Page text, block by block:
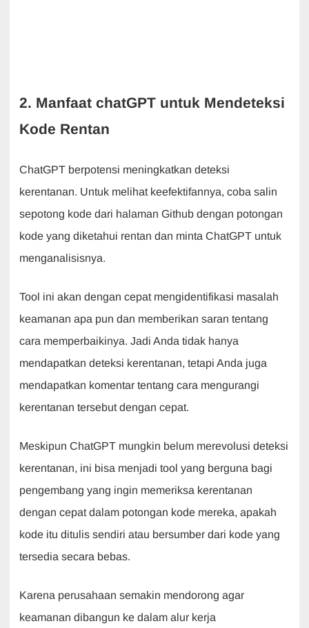
2. Manfaat chatGPT untuk Mendeteksi
Kode Rentan
ChatGPT berpotensi meningkatkan deteksi
kerentanan. Untuk melihat keefektifannya, coba salin
sepotong kode dari halaman Github dengan potongan
kode yang diketahui rentan dan minta ChatGPT untuk
menganalisisnya.
Tool ini akan dengan cepat mengidentifikasi masalah
keamanan apa pun dan memberikan saran tentang
cara memperbaikinya. Jadi Anda tidak hanya
mendapatkan deteksi kerentanan, tetapi Anda juga
mendapatkan komentar tentang cara mengurangi
kerentanan tersebut dengan cepat.
Meskipun ChatGPT mungkin belum merevolusi deteksi
kerentanan, ini bisa menjadi tool yang berguna bagi
pengembang yang ingin memeriksa kerentanan
dengan cepat dalam potongan kode mereka, apakah
kode itu ditulis sendiri atau bersumber dari kode yang
tersedia secara bebas.
Karena perusahaan semakin mendorong agar
keamanan dibangun ke dalam alur kerja